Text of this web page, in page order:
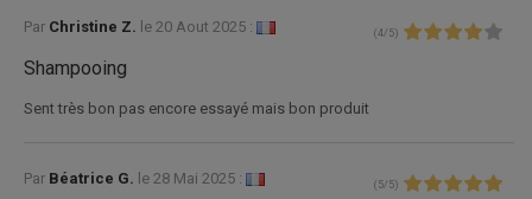
Par Christine Z. le 20 Aout 2025 : (4/ 5)
Shampooing
Sent très bon pas encore essayé mais bon produit
Par Béatrice G. le 28 Mai 2025 : ( 5/ 5)